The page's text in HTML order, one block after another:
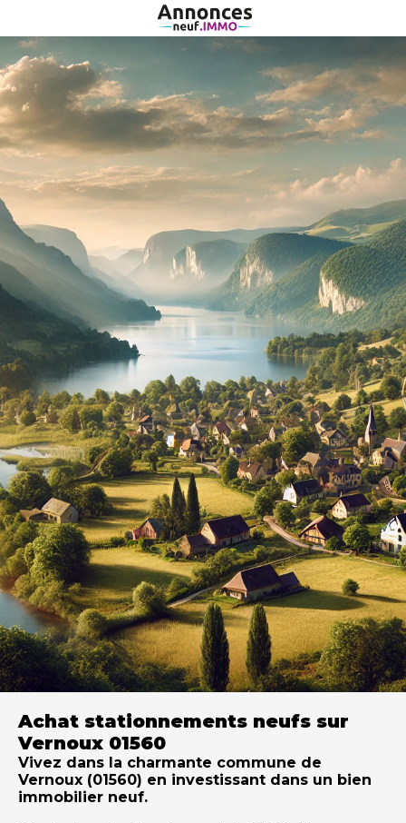
Achat stationnements neufs sur
Vernoux 01560
Vivez dans la charmante commune de
Vernoux (01560) en investissant dans un bien
immobilier neuf.